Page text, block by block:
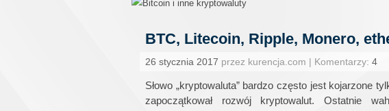
BTC, Litecoin, Ripple, Monero,
26 stycznia 2017 przez kurencja.com | Komentarzy: 4
Słowo „kryptowaluta” bardzo często jest kojarzone
zapoczątkował rozwój kryptowalut. Ostatnie